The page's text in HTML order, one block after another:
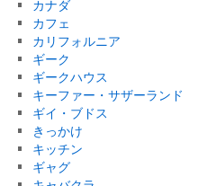
カナダ
カフェ
カリフォルニア
ギーク
ギークハウス
キーファー・サザーランド
ギイ・ブドス
きっかけ
キッチン
ギャグ